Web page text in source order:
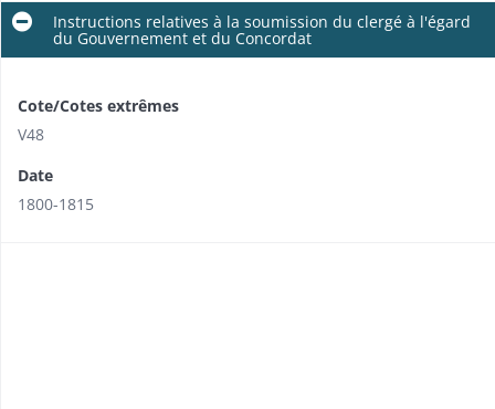
Instructions relatives à la soumission du clergé à l'égard
du Gouvernement et du Concordat
Cote/Cotes extrêmes
V48
Date
1800-1815